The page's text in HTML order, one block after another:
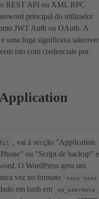
REST API ou XML RPC
principal do utilizador
JWT Auth ou OAuth. A
uma fuga significava takeover
isto com credenciais por
, vai à secção "Application
ou "Script de backup" e
. O WordPress gera um
vez no formato
xxxx xxxx
em hash em wp_usermeta